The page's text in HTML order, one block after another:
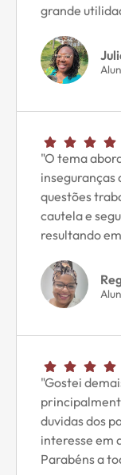
grande
"O tema
inseguranças
questões
cautela e
resultando
"Gostei
duvidas dos
interesse em
Parabéns a